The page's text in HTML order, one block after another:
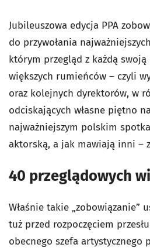
Jubileuszowa edycja PPA
do przywołania
którym przegląd z każdą swoją
większych rumieńców – czyli
oraz kolejnych dyrektorów, w
odciskających własne piętno
najważniejszym polskim
aktorską, a jak mawiają inni –
40 przeglądowych
Właśnie takie „zobowiązanie”
tuż przed rozpoczęciem
obecnego szefa artystycznego